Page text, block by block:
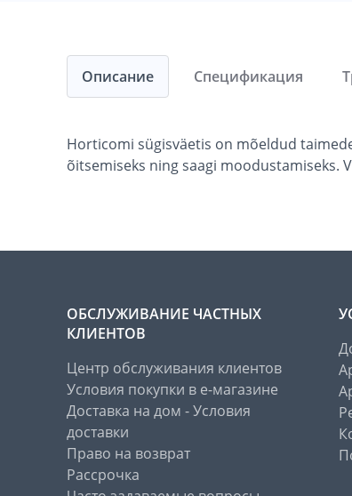
Описание
Horticomi sügisväetis on mõeldud
õitsemiseks ning saagi moodustamiseks.
Спецификация
ОБСЛУЖИВАНИЕ ЧАСТНЫХ
КЛИЕНТОВ
Центр обслуживания клиентов
Условия покупки в е-магазине
Доставка на дом - Условия
доставки
Право на возврат
Рассрочка